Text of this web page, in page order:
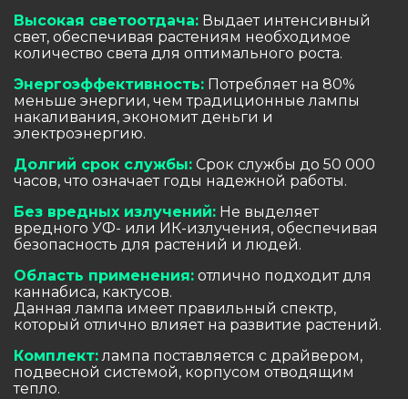
Высокая светоотдача: Выдает интенсивный
свет, обеспечивая растениям необходимое
количество света для оптимального роста.
Энергоэффективность: Потребляет на 80%
меньше энергии, чем традиционные лампы
накаливания, экономит деньги и
электроэнергию.
Долгий срок службы: Срок службы до 50 000
часов, что означает годы надежной работы.
Без вредных излучений: Не выделяет
вредного УФ- или ИК-излучения, обеспечивая
безопасность для растений и людей.
Область применения: отлично подходит для
каннабиса, кактусов.
Данная лампа имеет правильный спектр,
который отлично влияет на развитие растений.
Комплект:лампа поставляется с драйвером,
подвесной системой, корпусом отводящим
тепло.